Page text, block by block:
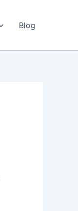
Blog